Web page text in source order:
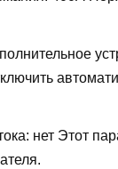
нет Этот